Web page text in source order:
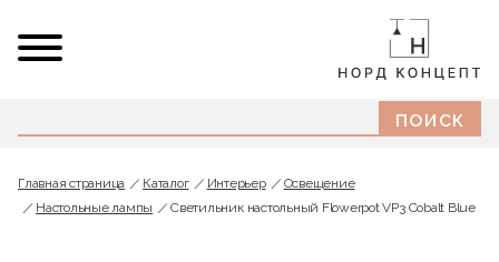
Главная страница Каталог Интерьер
Освещение
Настольные лампы
Светильник настольный Flowerpot VP3 Cobalt Blue